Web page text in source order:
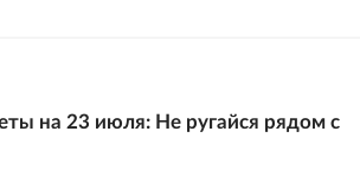
на 23 июля: Не ругайся рядом с